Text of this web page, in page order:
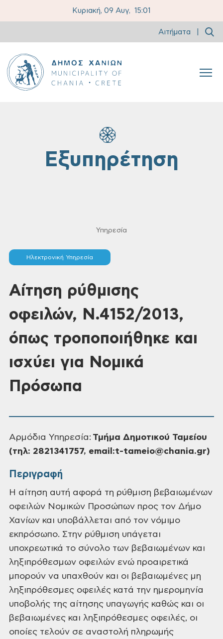
Κυριακή, 09 Αυγ, 15:01
Αιτήματα
Εξυπηρέτηση
Υπηρεσία
Ηλεκτρονική Υπηρεσία
Aίτηση ρύθμισης
οφειλών, Ν.4152/2013,
όπως τροποποιήθηκε και
ισχύει για Νομικά
Πρόσωπα
Αρμόδια Υπηρεσία: Τμήμα Δημοτικoύ Ταμείου
(τηλ: 2821341757, email:t-tameio@chania.gr)
Περιγραφή
Η αίτηση αυτή αφορά τη ρύθμιση βεβαιωμένων
οφειλών Νομικών Προσώπων προς τον Δήμο
Χανίων και υποβάλλεται από τον νόμιμο
εκπρόσωπο. Στην ρύθμιση υπάγεται
υποχρεωτικά το σύνολο των βεβαιωμένων και
ληξιπρόθεσμων οφειλών ενώ προαιρετικά
μπορούν να υπαχθούν και οι βεβαιωμένες μη
ληξιπρόθεσμες οφειλές κατά την ημερομηνία
υποβολής της αίτησης υπαγωγής καθώς και οι
βεβαιωμένες και ληξιπρόθεσμες οφειλές, οι
οποίες τελούν σε αναστολή πληρωμής